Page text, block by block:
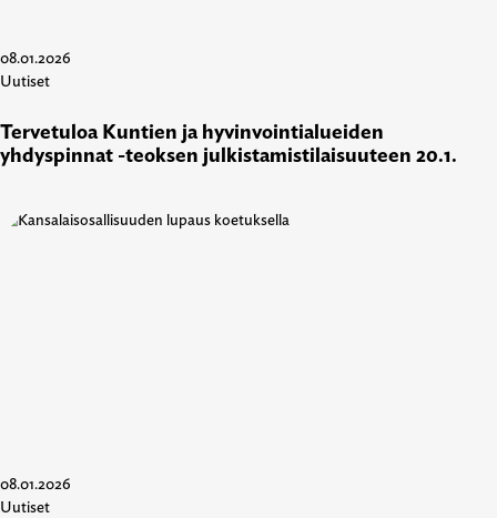
08.01.2026
Uutiset
Tervetuloa Kuntien ja hyvinvointialueiden
yhdyspinnat -teoksen julkistamistilaisuuteen 20.1.
08.01.2026
Uutiset